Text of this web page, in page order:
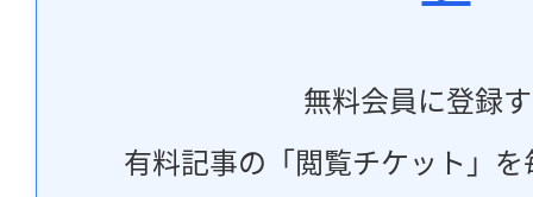
無料会員に登録
有料記事の「閲覧チケット」